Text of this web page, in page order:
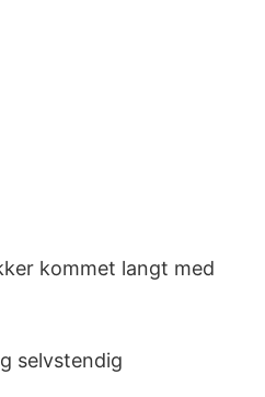
kommet langt med
selvstendig